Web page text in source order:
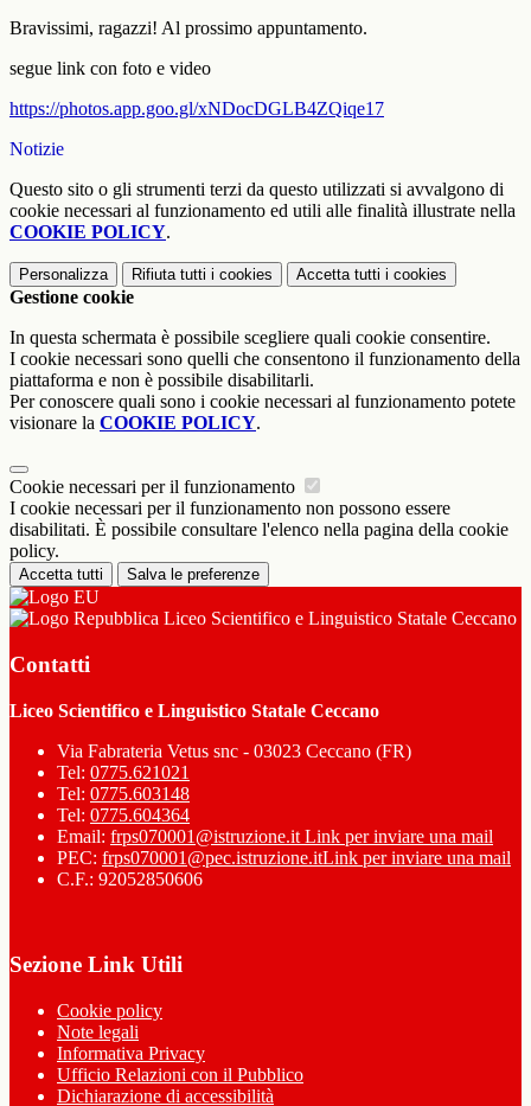
Bravissimi, ragazzi! Al prossimo appuntamento.
segue link con foto e video
https://photos.app.goo.gl/xNDocDGLB4ZQiqe17
Notizie
Questo sito o gli strumenti terzi da questo utilizzati si avvalgono di
cookie necessari al funzionamento ed utili alle finalità illustrate nella
COOKIE POLICY.
Personalizza Rifiuta tutti i cookies Accetta tutti i cookies
Gestione cookie
In questa schermata è possibile scegliere quali cookie consentire.
I cookie necessari sono quelli che consentono il funzionamento della
piattaforma e non è possibile disabilitarli.
Per conoscere quali sono i cookie necessari al funzionamento potete
visionare la COOKIE POLICY.
Cookie necessari per il funzionamento
I cookie necessari per il funzionamento non possono essere
disabilitati. È possibile consultare l'elenco nella pagina della cookie
policy.
Accetta tutti Salva le preferenze
Liceo Scientifico e Linguistico Statale Ceccano
Contatti
Liceo Scientifico e Linguistico Statale Ceccano
Via Fabrateria Vetus snc - 03023 Ceccano (FR)
Tel: 0775.621021
Tel: 0775.603148
Tel: 0775.604364
Email: frps070001@istruzione.it Link per inviare una mail
PEC: frps070001@pec.istruzione.itLink per inviare una mail
C.F.: 92052850606
Sezione Link Utili
Cookie policy
Note legali
Informativa Privacy
Ufficio Relazioni con il Pubblico
Dichiarazione di accessibilità